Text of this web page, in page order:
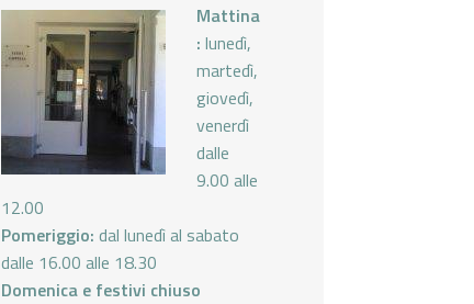
Mattina
: lunedì,
martedì,
giovedì,
venerdì
dalle
9.00 alle
12.00
Pomeriggio: dal lunedì al sabato
dalle 16.00 alle 18.30
Domenica e festivi chiuso